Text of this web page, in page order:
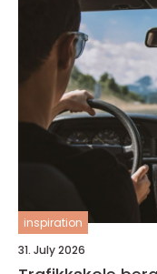
inspiration
31. July 2026